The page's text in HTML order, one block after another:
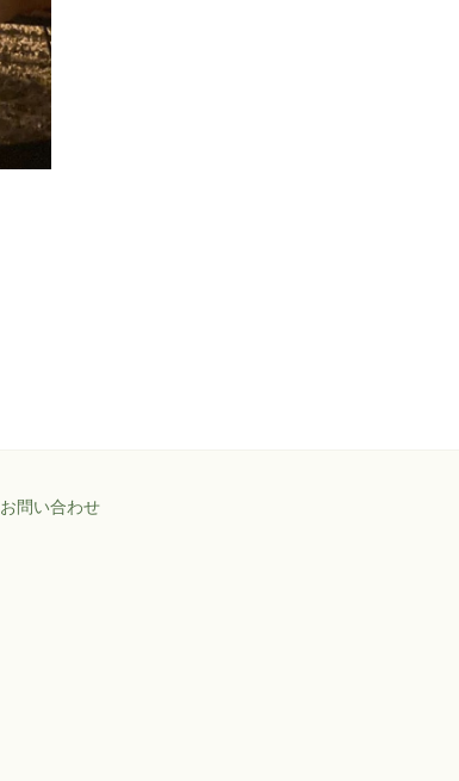
お問い合わせ